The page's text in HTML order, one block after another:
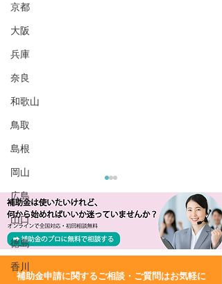
京都
大阪
兵庫
奈良
和歌山
鳥取
島根
岡山
広島
山口
徳島
香川
​補助金申請に関するご相談・ご質問はお気軽に